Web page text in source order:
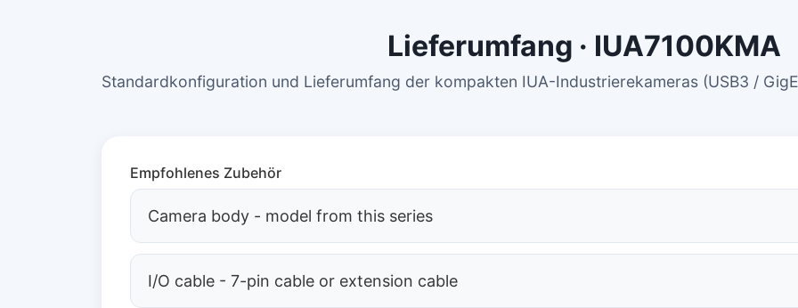
Lieferumfang · IUA7100KMA
Standardkonfiguration und Lieferumfang der kompakten IUA-Industrierekameras (USB3 /
Empfohlenes Zubehör
Camera body - model from this series
I/O cable - 7-pin cable or extension cable